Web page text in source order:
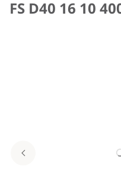
FS D40 16 10